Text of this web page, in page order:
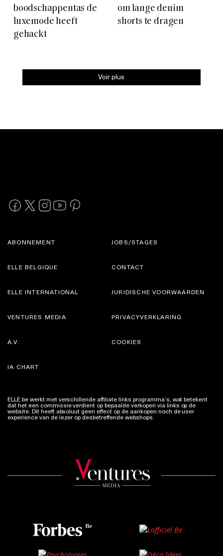
boodschappentas de
luxemode heeft
gehackt
om lange denim
shorts te dragen
Voir plus
ABONNEMENT
ELLE BELGIQUE
JOBS/STAGES
CONTACT
ELLE INTERNATIONAL
VENTURES MEDIA
JURIDISCHE VOORWAARDEN
PRIVACYVERKLARING
A.V.
IA CHART
COOKIES
ELLE.be werkt met verschillende affiliate links programma’s, wat betekent
dat het een commissie verdient op bepaalde verkopen via links op de
website. Dit heeft absoluut geen effect op de aankopen noch de user
experience van de lezer op desbetreffende webshops.